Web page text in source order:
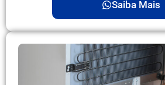
Saiba Mais